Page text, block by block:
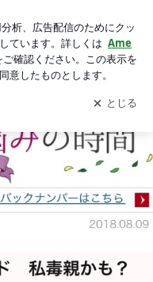
2枚中1枚目
"ワンオペで常に怒りモード 私毒親かも 子に影響は？"日経DUAL：悩み相談ご回答しました